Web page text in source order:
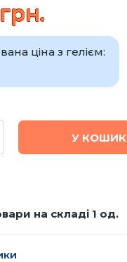
ціна з гелієм:
У КОШИК
на складі 1 од.